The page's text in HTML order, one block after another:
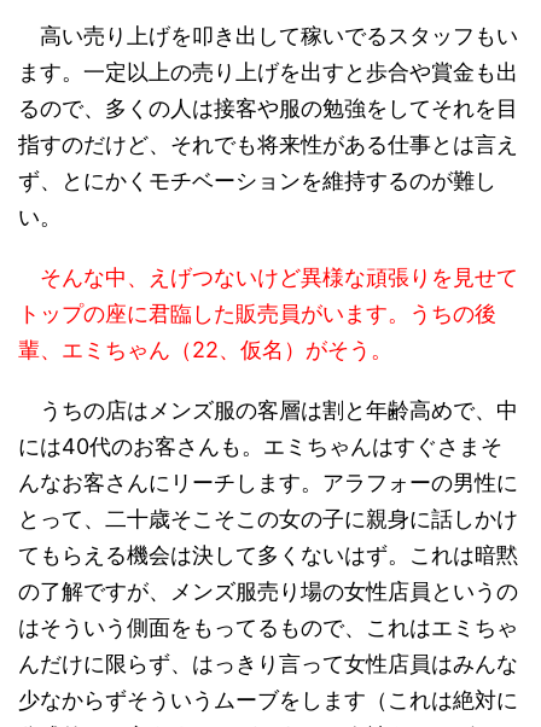
高い売り上げを叩き出して稼いでるスタッフもい
ます。一定以上の売り上げを出すと歩合や賞金も出
るので、多くの人は接客や服の勉強をしてそれを目
指すのだけど、それでも将来性がある仕事とは言え
ず、とにかくモチベーションを維持するのが難し
い。
そんな中、えげつないけど異様な頑張りを見せて
トップの座に君臨した販売員がいます。うちの後
輩、エミちゃん（22、仮名）がそう。
うちの店はメンズ服の客層は割と年齢高めで、中
には40代のお客さんも。エミちゃんはすぐさまそ
んなお客さんにリーチします。アラフォーの男性に
とって、二十歳そこそこの女の子に親身に話しかけ
てもらえる機会は決して多くないはず。これは暗黙
の了解ですが、メンズ服売り場の女性店員というの
はそういう側面をもってるもので、これはエミちゃ
んだけに限らず、はっきり言って女性店員はみんな
少なからずそういうムーブをします（これは絶対に